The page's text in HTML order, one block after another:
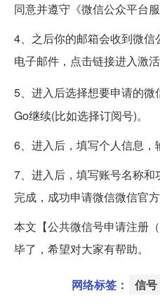
同意并遵守《微信公众平台
4、之后你的邮箱会收到微
电子邮件，点击链接进入激活
5、进入后选择想要申请的微
Go继续(比如选择订阅号)。
6、进入后，填写个人信息，
7、进入后，填写账号名称
完成，成功申请微信微信官方
本文【公共微信号申请注册
毕了，希望对大家有帮助。
网络标签： 信号